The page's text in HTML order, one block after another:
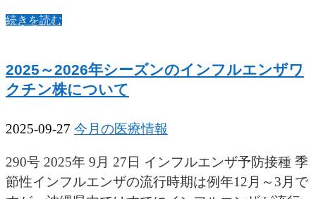
続きを読む
2025～2026年シーズンのインフルエンザワ
クチン株について
2025-09-27 今月の医療情報
290号 2025年 9月 27日 インフルエンザ予防接種 季
節性インフルエンザの流行時期は例年12月～3月で